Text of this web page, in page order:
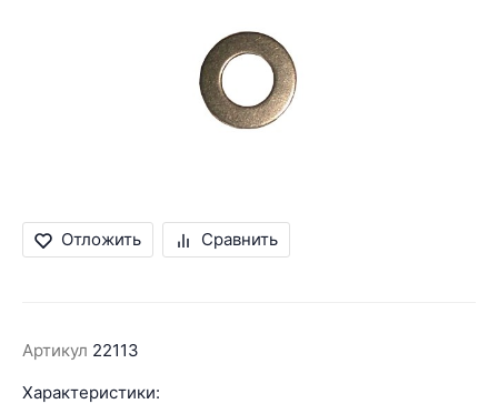
Отложить Сравнить
Артикул 22113
Характеристики: